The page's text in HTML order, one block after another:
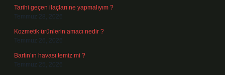
Tarihi geçen ilaçları ne yapmalıyım ?
Temmuz 28, 2026
Kozmetik ürünlerin amacı nedir ?
Temmuz 26, 2026
Bartın’ın havası temiz mi ?
Temmuz 25, 2026